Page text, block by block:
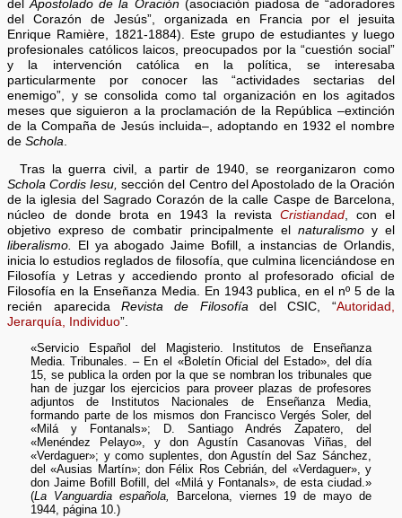
delApostolado de la Oración(asociación piadosa de “adoradores
del Corazón de Jesús”, organizada en Francia por el jesuita
Enrique Ramière, 1821-1884). Este grupo de estudiantes y luego
profesionales católicos laicos, preocupados por la “cuestión social”
y la intervención católica en la política, se interesaba
particularmente por conocer las “actividades sectarias del
enemigo”, y se consolida como tal organización en los agitados
meses que siguieron a la proclamación de la República –extinción
de la Compaña de Jesús incluida–, adoptando en 1932 el nombre
deSchola
Tras la guerra civil, a partir de 1940, se reorganizaron como
Schola Cordis Iesu, sección del Centro del Apostolado de la Oración
de la iglesia del Sagrado Corazón de la calle Caspe de Barcelona,
núcleo de donde brota en 1943 la revista Cristiandad, con el
objetivo expreso de combatir principalmente el naturalismoy el
liberalismo.
El ya abogado Jaime Bofill, a instancias de Orlandis,
inicia lo estudios reglados de filosofía, que culmina licenciándose en
Filosofía y Letras y accediendo pronto al profesorado oficial de
Filosofía en la Enseñanza Media. En 1943 publica, en el nº 5 de la
recién aparecida Revista de Filosofía del CSIC, “Autoridad,
Jerarquía, Individuo”.
«Servicio Español del Magisterio. Institutos de Enseñanza
Media. Tribunales. – En el «Boletín Oficial del Estado», del día
15, se publica la orden por la que se nombran los tribunales que
han de juzgar los ejercicios para proveer plazas de profesores
adjuntos de Institutos Nacionales de Enseñanza Media,
formando parte de los mismos don Francisco Vergés Soler, del
«Milá y Fontanals»; D. Santiago Andrés Zapatero, del
«Menéndez Pelayo», y don Agustín Casanovas Viñas, del
«Verdaguer»; y como suplentes, don Agustín del Saz Sánchez,
del «Ausias Martín»; don Félix Ros Cebrián, del «Verdaguer», y
don Jaime Bofill Bofill, del «Milá y Fontanals», de esta ciudad.»
(La Vanguardia española,
Barcelona, viernes 19 de mayo de
1944, página 10.)